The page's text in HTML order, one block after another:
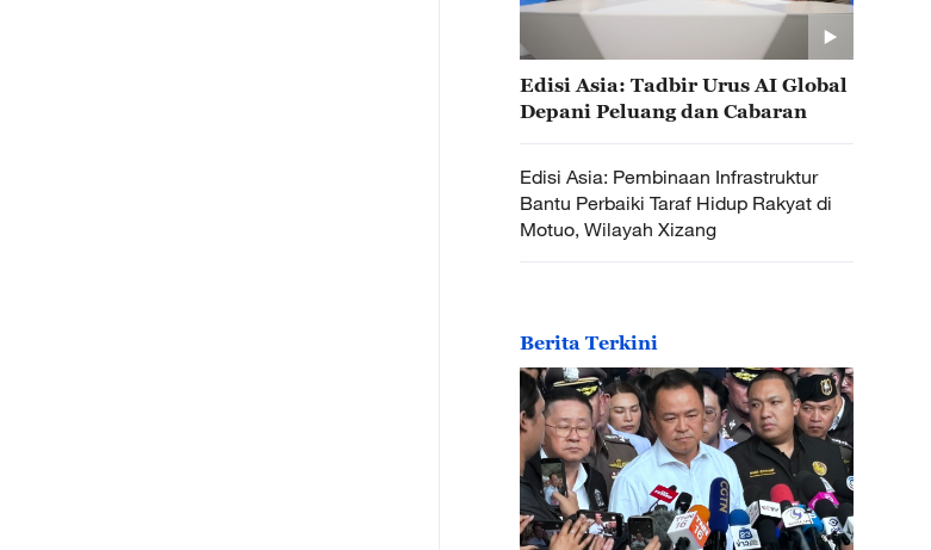
Edisi Asia: Tadbir Urus AI Global
Depani Peluang dan Cabaran
Edisi Asia: Pembinaan Infrastruktur
Bantu Perbaiki Taraf Hidup Rakyat di
Motuo, Wilayah Xizang
Berita Terkini